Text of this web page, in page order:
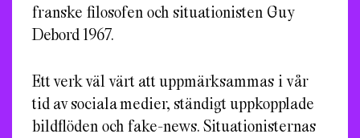
franske filosofen och situationisten Guy
Debord 1967.
Ett verk väl värt att uppmärksammas i vår
tid av sociala medier, ständigt uppkopplade
bildflöden och fake-news. Situationisternas